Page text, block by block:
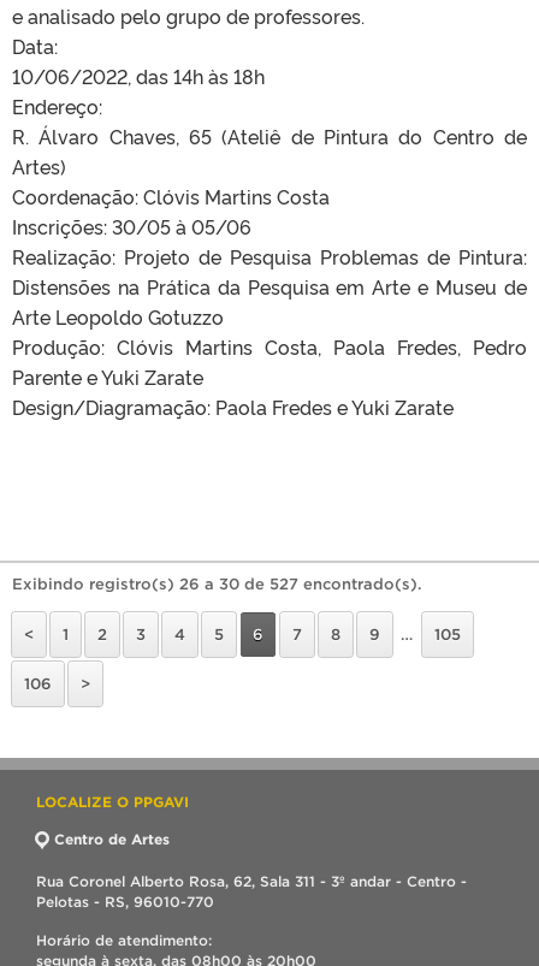
e analisado pelo grupo de professores.
Data:
10/06/2022, das 14h às 18h
Endereço:
R. Álvaro Chaves, 65 (Ateliê de Pintura do Centro de
Artes)
Coordenação: Clóvis Martins Costa
Inscrições: 30/05 à 05/06
Realização: Projeto de Pesquisa Problemas de Pintura:
Distensões na Prática da Pesquisa em Arte e Museu de
Arte Leopoldo Gotuzzo
Produção: Clóvis Martins Costa, Paola Fredes, Pedro
Parente e Yuki Zarate
Design/Diagramação: Paola Fredes e Yuki Zarate
Exibindo registro(s) 26 a 30 de 527 encontrado(s).
< 1 2 3 4 5 6 7 8 9 … 105
106 >
LOCALIZE O PPGAVI
Centro de Artes
Rua Coronel Alberto Rosa, 62, Sala 311 - 3º andar - Centro -
Pelotas - RS, 96010-770
Horário de atendimento:
segunda à sexta, das 08h00 às 20h00